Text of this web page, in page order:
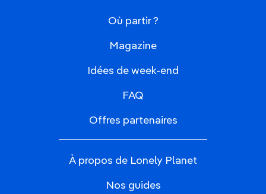
Où partir ?
Magazine
Idées de week-end
FAQ
Offres partenaires
À propos de Lonely Planet
Nos guides